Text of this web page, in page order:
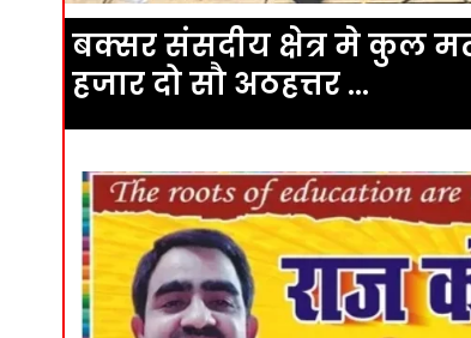
बक्सर संसदीय क्षेत्र मे कुल
हजार दो सौ अठहत्तर …